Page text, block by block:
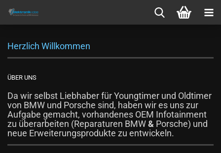
Herzlich Willkommen
ÜBER UNS
Da wir selbst Liebhaber für Youngtimer und Oldtimer
von BMW und Porsche sind, haben wir es uns zur
Aufgabe gemacht, vorhandenes OEM Infotainment
zu überarbeiten (Reparaturen BMW& Porsche) und
neue Erweiterungsprodukte zu entwickeln.